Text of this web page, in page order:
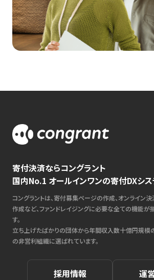
寄付決済ならコングラント
国内No.1 オールインワンの寄付DXシス
コングラントは、寄付募集ページの作成、オンライン
作成など、ファンドレイジングに必要な全ての機能が
す。
立ち上げたばかりの団体から年間収入数十億円規模
の非営利組織に選ばれています。
採用情報 運